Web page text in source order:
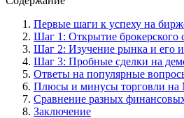
Первые шаги к успеху на
Шаг 1: Открытие брокерского
Шаг 2: Изучение рынка и его
Шаг 3: Пробные сделки на
Ответы на популярные
Плюсы и минусы торговли на
Сравнение разных
Заключение